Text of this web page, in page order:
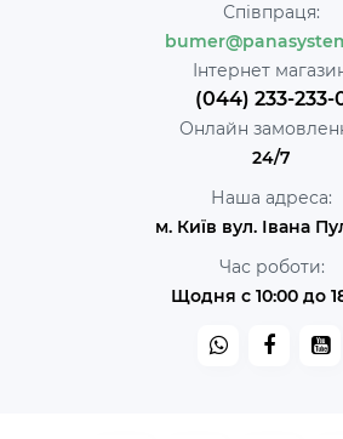
Співпраця:
Інтернет
(044) 233-233-
Онлайн
24/7
Наша адреса:
м. Київ вул. Івана
Час роботи:
Щодня с 10:00 до